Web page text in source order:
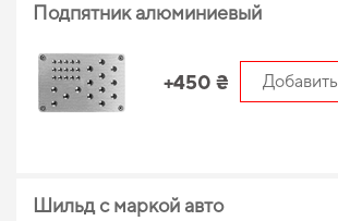
Подпятник алюминиевый
+450 ₴ Добавить
Шильд с маркой авто